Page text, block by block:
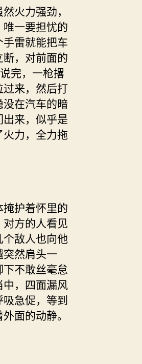
火力强劲，
一要担忧的
雷就能把车
，对前面的
完，一枪撂
来，然后打
在汽车的暗
来，似乎是
力，全力拖
护着怀里的
方的人看见
敌人也向他
然肩头一
不敢丝毫怠
，四面漏风
急促，等到
面的动静。